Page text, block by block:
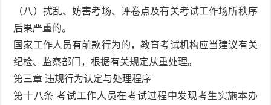
（八）扰乱、妨害考场、评卷点及有关考试工作场所秩序
后果严重的。
国家工作人员有前款行为的，教育考试机构应当建议有关
纪检、监察部门，根据有关规定从重处理。
第三章 违规行为认定与处理程序
第十八条 考试工作人员在考试过程中发现考生实施本办